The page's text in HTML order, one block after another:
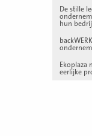
De stille
hun
Ekoplaza
eerlijke